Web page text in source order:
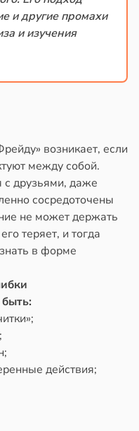
и другие промахи
и изучения
возникает, если
между собой.
друзьями, даже
сосредоточены
не может держать
теряет, и тогда
в форме
действия;